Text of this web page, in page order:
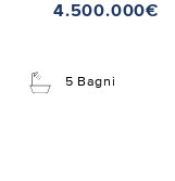
4.500.000€
5 Bagni